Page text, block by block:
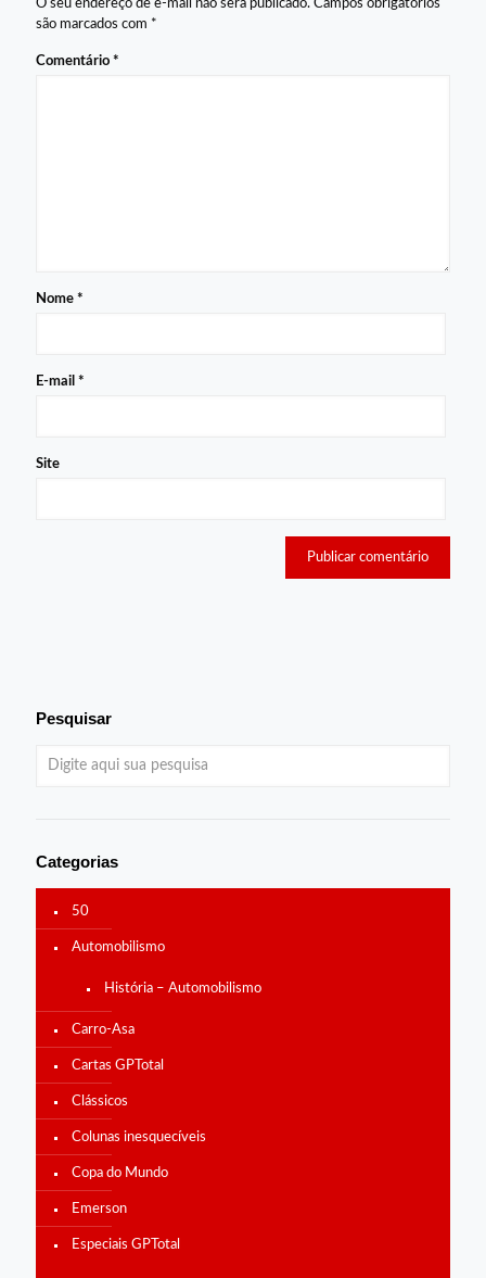
O seu endereço de e-mail não será publicado. Campos obrigatórios
são marcados com *
Comentário *
Nome *
E-mail *
Site
Pesquisar
Categorias
50
Automobilismo
História – Automobilismo
Carro-Asa
Cartas GPTotal
Clássicos
Colunas inesquecíveis
Copa do Mundo
Emerson
Especiais GPTotal